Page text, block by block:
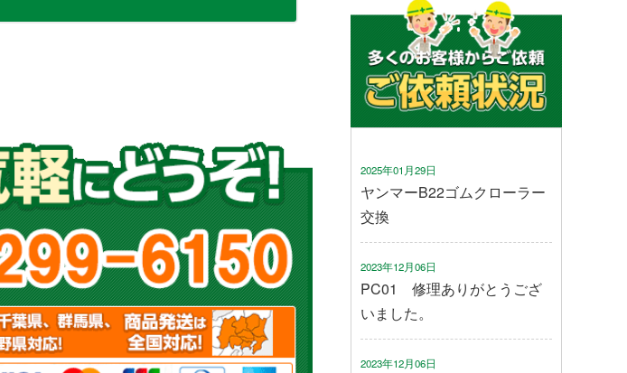
2025年01月29日
ヤンマーB22ゴムクローラー
交換
2023年12月06日
PC01 修理ありがとうござ
いました。
2023年12月06日